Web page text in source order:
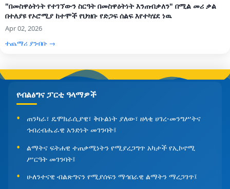
"በመስዋዕትነት የተገኘውን ስርዓት በመስዋዕትነት እንጠብቃለን" በሚል መሪ ቃል
በተለያዩ የኦሮሚያ ከተሞች የህዝቡ የድጋፍ ሰልፍ እየተካሄደ ነዉ
Apr 02, 2026
ተጨማሪ ያንብቡ →
የብልፅግና ፓርቲ ዓላማዎች
ጠንካራ፣ ዴሞክራሲያዊ፣ ቅቡልነት ያለው፣ ዘላቂ ሀገረ-መንግሥትና
ኅብረብሔራዊ አንድነት መገንባት፤
ልማትና ፍትሐዊ ተጠቃሚነትን የሚያረጋግጥ አካታች የኢኮኖሚ
ሥርዓት መገንባት፤
ሁለንተናዊ ብልጽግናን የሚያሰፍን ማኅበራዊ ልማትን ማረጋገጥ፤